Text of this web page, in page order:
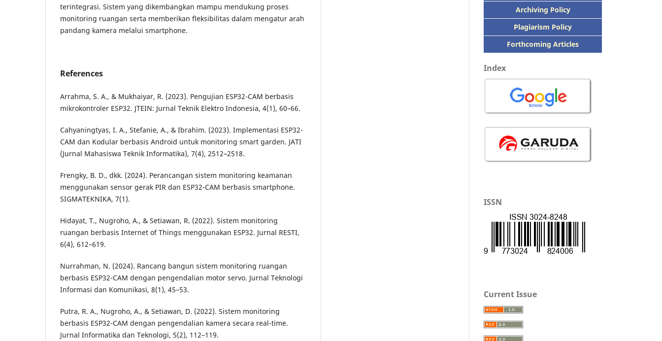
terintegrasi. Sistem yang dikembangkan mampu mendukung proses
monitoring ruangan serta memberikan fleksibilitas dalam mengatur arah
pandang kamera melalui smartphone.
References
Arrahma, S. A., & Mukhaiyar, R. (2023). Pengujian ESP32-CAM berbasis
mikrokontroler ESP32. JTEIN: Jurnal Teknik Elektro Indonesia, 4(1), 60–66.
Cahyaningtyas, I. A., Stefanie, A., & Ibrahim. (2023). Implementasi ESP32-
CAM dan Kodular berbasis Android untuk monitoring smart garden. JATI
(Jurnal Mahasiswa Teknik Informatika), 7(4), 2512–2518.
Frengky, B. D., dkk. (2024). Perancangan sistem monitoring keamanan
menggunakan sensor gerak PIR dan ESP32-CAM berbasis smartphone.
SIGMATEKNIKA, 7(1).
Hidayat, T., Nugroho, A., & Setiawan, R. (2022). Sistem monitoring
ruangan berbasis Internet of Things menggunakan ESP32. Jurnal RESTI,
6(4), 612–619.
Nurrahman, N. (2024). Rancang bangun sistem monitoring ruangan
berbasis ESP32-CAM dengan pengendalian motor servo. Jurnal Teknologi
Informasi dan Komunikasi, 8(1), 45–53.
Putra, R. A., Nugroho, A., & Setiawan, D. (2022). Sistem monitoring
berbasis ESP32-CAM dengan pengendalian kamera secara real-time.
Jurnal Informatika dan Teknologi, 5(2), 112–119.
Archiving Policy
Plagiarism Policy
Forthcoming Articles
Index
ISSN
Current Issue